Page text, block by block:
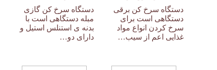
دستگاه سرخ کن برقی
دستگاهی است برای
سرخ کردن انواع مواد
غذایی اعم از سیب…
دستگاه سرخ کن گازی
مبله دستگاهی است با
بدنه ی استنلس استیل و
دارای دو…